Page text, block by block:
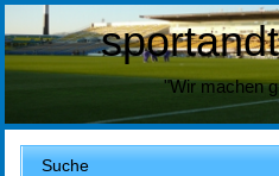
"Wir machen
Suche